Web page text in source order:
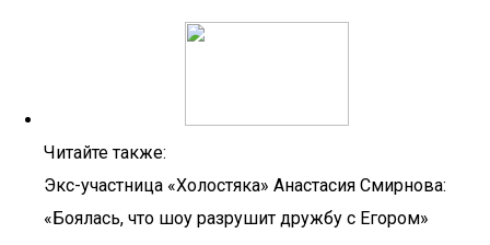
Читайте также:
Экс-участница «Холостяка» Анастасия Смирнова:
«Боялась, что шоу разрушит дружбу с Егором»